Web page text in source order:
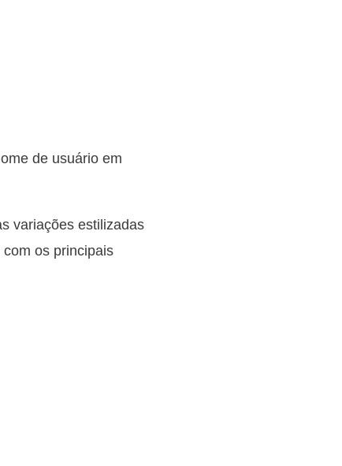
de usuário em
variações estilizadas
os principais